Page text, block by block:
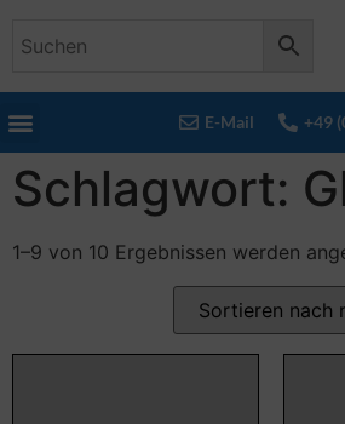
E-Mail +49
Schlagwort:
1–9 von 10 Ergebnissen werden